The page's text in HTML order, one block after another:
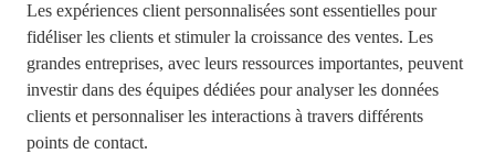
Les expériences client personnalisées sont essentielles pour
fidéliser les clients et stimuler la croissance des ventes. Les
grandes entreprises, avec leurs ressources importantes, peuvent
investir dans des équipes dédiées pour analyser les données
clients et personnaliser les interactions à travers différents
points de contact.